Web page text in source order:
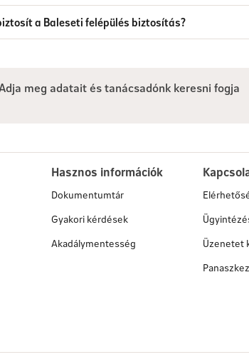
a Baleseti felépülés biztosítás?
meg adatait és tanácsadónk keresni fogja
Hasznos információk
Dokumentumtár
Gyakori kérdések
Akadálymentesség
Üzenetet